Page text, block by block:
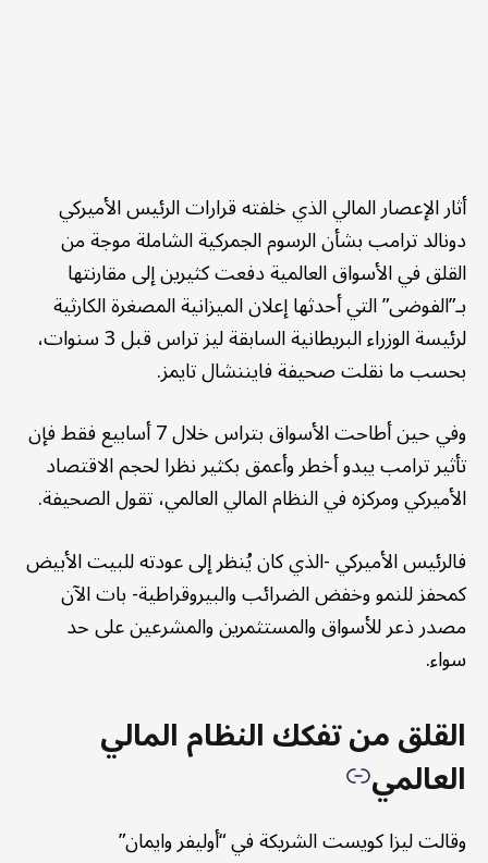
أثار الإعصار المالي الذي خلفته قرارات الرئيس الأميركي
دونالد ترامب بشأن الرسوم الجمركية الشاملة موجة من
القلق في الأسواق العالمية دفعت كثيرين إلى مقارنتها
بـ”الفوضى” التي أحدثها إعلان الميزانية المصغرة الكارثية
لرئيسة الوزراء البريطانية السابقة ليز تراس قبل 3 سنوات،
بحسب ما نقلت صحيفة فايننشال تايمز.
وفي حين أطاحت الأسواق بتراس خلال 7 أسابيع فقط فإن
تأثير ترامب يبدو أخطر وأعمق بكثير نظرا لحجم الاقتصاد
الأميركي ومركزه في النظام المالي العالمي، تقول الصحيفة.
فالرئيس الأميركي -الذي كان يُنظر إلى عودته للبيت الأبيض
كمحفز للنمو وخفض الضرائب والبيروقراطية- بات الآن
مصدر ذعر للأسواق والمستثمرين والمشرعين على حد
سواء.
القلق من تفكك النظام المالي
العالمي
وقالت ليزا كويست الشريكة في “أوليفر وايمان”